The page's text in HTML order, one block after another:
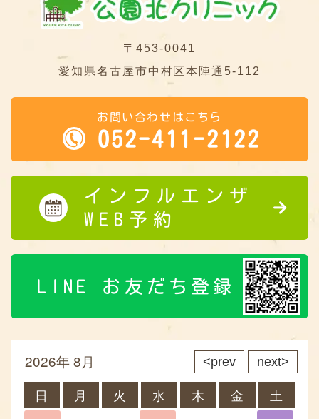
〒453-0041
愛知県名古屋市中村区本陣通5-112
お問い合わせはこちら
052-411-2122
インフルエンザ
WEB予約
LINE お友だち登録
prev
2026年 8月 next
日 月 火 水 木 金 土